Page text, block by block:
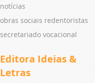
notícias
obras sociais redentoristas
secretariado vocacional
Editora Ideias &
Letras